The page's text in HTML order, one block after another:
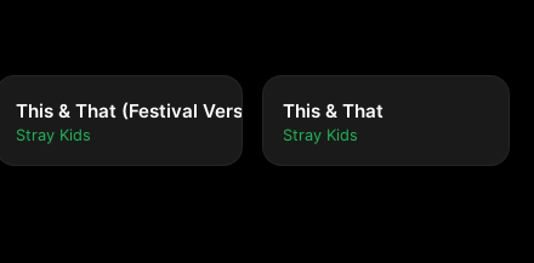
This & That (Festival Version)
Stray Kids
This & That
Stray Kids